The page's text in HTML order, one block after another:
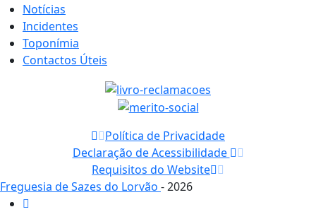
Notícias
Incidentes
Toponímia
Contactos Úteis
Política de Privacidade
Declaração de Acessibilidade
Requisitos do Website
Freguesia de Sazes do Lorvão - 2026